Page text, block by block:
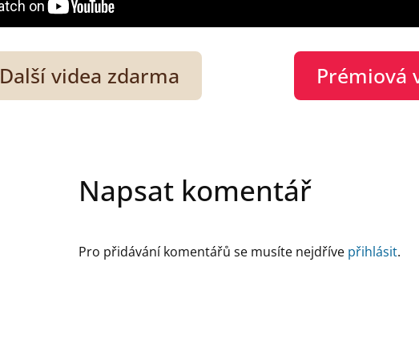
Další videa zdarma Prémiová
Napsat komentář
Pro přidávání komentářů se musíte nejdříve přihlásit.